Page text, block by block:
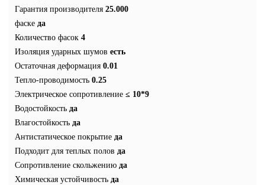
Гарантия производителя 25.000
фаске да
Количество фасок 4
Изоляция ударных шумов есть
Остаточная деформация 0.01
Тепло-проводимость 0.25
Электрическое сопротивление ≤ 10*9
Водостойкость да
Влагостойкость да
Антистатическое покрытие да
Подходит для теплых полов да
Сопротивление скольжению да
Химическая устойчивость да